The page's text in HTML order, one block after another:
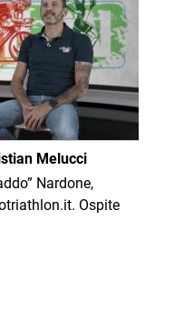
Melucci
Nardone,
Ospite